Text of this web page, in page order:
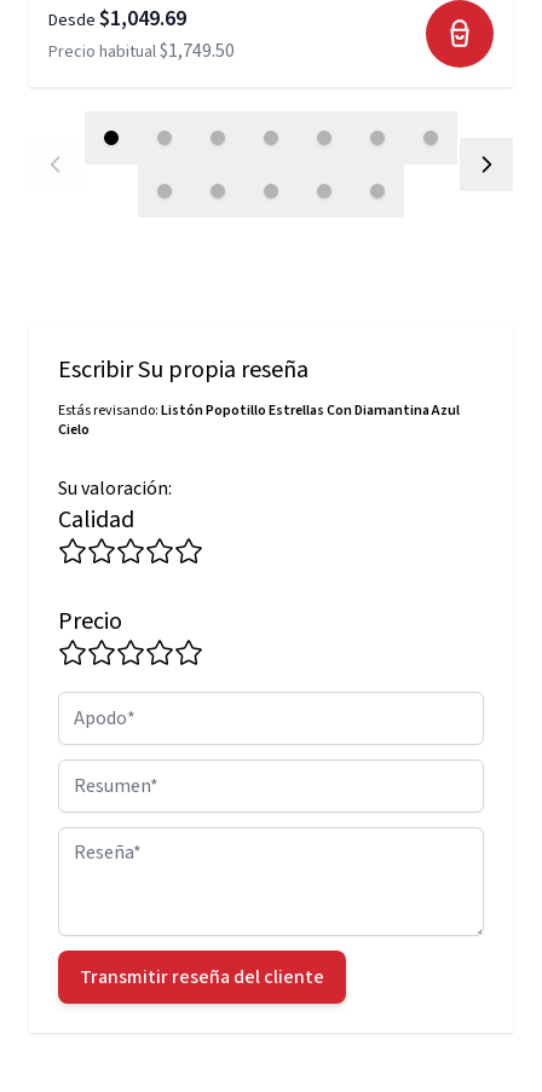
Desde $1,049.69
Precio habitual$1,749.50
Escribir Su propia reseña
Estás revisando:Listón Popotillo Estrellas Con Diamantina Azul
Cielo
Su valoración:
Calidad
Precio
Apodo
Resumen
Reseña
Transmitir reseña del cliente